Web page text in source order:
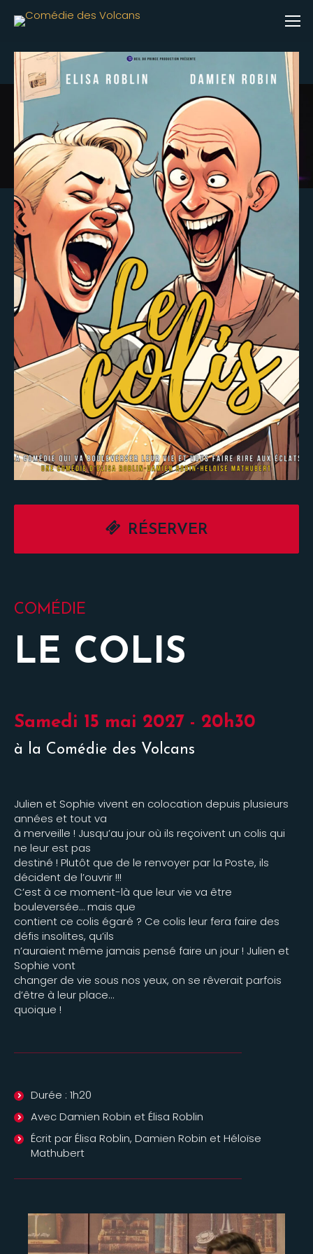
RÉSERVER
COMÉDIE
LE COLIS
Samedi 15 mai 2027 - 20h30
à la Comédie des Volcans
Julien et Sophie vivent en colocation depuis plusieurs
années et tout va
à merveille ! Jusqu’au jour où ils reçoivent un colis qui
ne leur est pas
destiné ! Plutôt que de le renvoyer par la Poste, ils
décident de l’ouvrir !!!
C’est à ce moment-là que leur vie va être
bouleversée… mais que
contient ce colis égaré ? Ce colis leur fera faire des
défis insolites, qu’ils
n’auraient même jamais pensé faire un jour ! Julien et
Sophie vont
changer de vie sous nos yeux, on se rêverait parfois
d’être à leur place…
quoique !
Durée : 1h20
Avec Damien Robin et Élisa Roblin
Écrit par Élisa Roblin, Damien Robin et Héloïse
Mathubert